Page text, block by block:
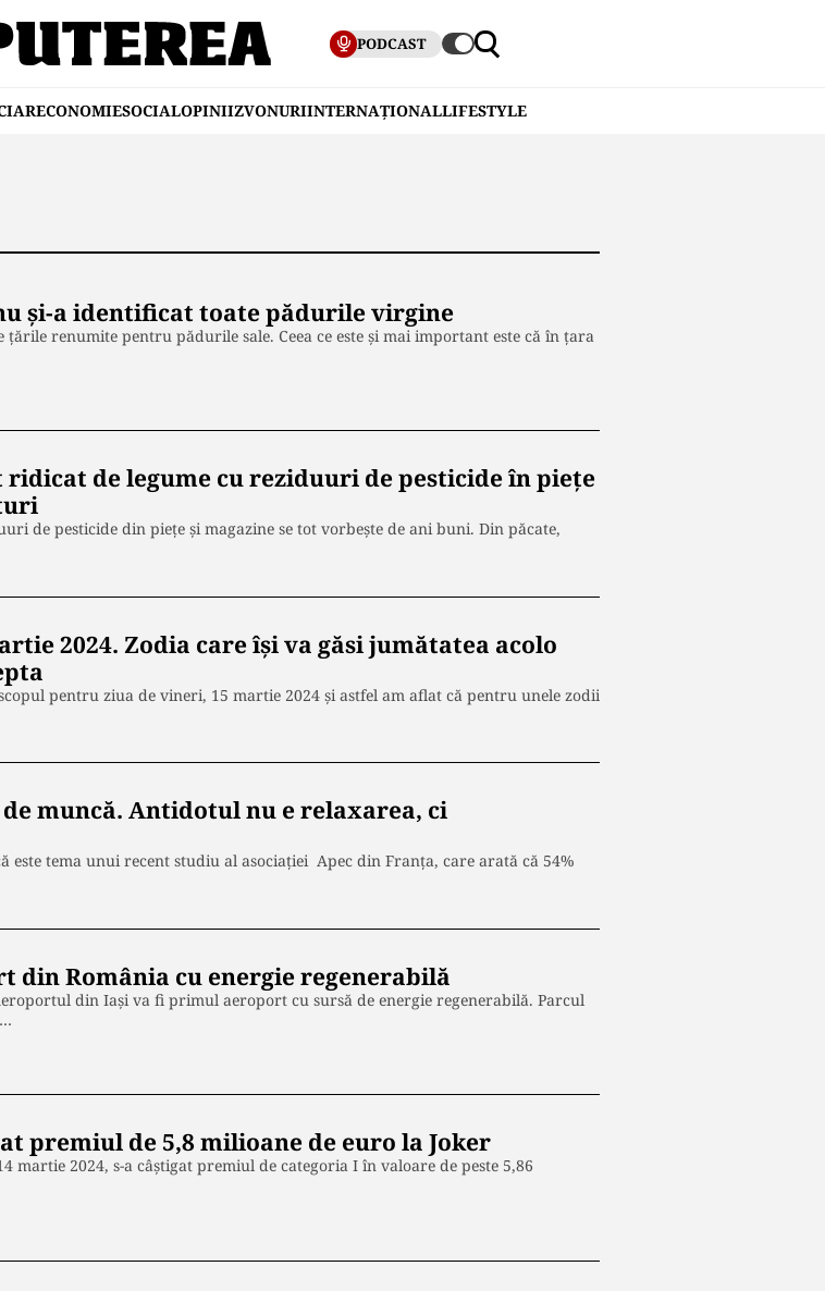
PODCAST
ECONOMIESOCIALOPINIIZVONURIINTERNAȚIONALLIFESTYLE
și-a identificat toate pădurile virgine
țările renumite pentru pădurile sale. Ceea ce este și mai important este că în țara
de legume cu reziduuri de pesticide în piețe
de pesticide din piețe și magazine se tot vorbește de ani buni. Din păcate,
2024. Zodia care își va găsi jumătatea acolo
pentru ziua de vineri, 15 martie 2024 și astfel am aflat că pentru unele zodii
muncă. Antidotul nu e relaxarea, ci
este tema unui recent studiu al asociației Apec din Franța, care arată că 54%
din România cu energie regenerabilă
din Iași va fi primul aeroport cu sursă de energie regenerabilă. Parcul
premiul de 5,8 milioane de euro la Joker
martie 2024, s-a câștigat premiul de categoria I în valoare de peste 5,86